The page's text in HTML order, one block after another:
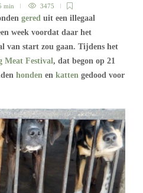
min 3475
gered uit een illegaal
week voordat daar het
van start zou gaan. Tijdens het
Meat Festival, dat begon op 21
honden en katten gedood voor